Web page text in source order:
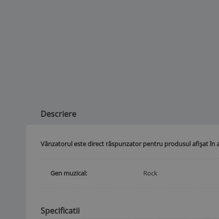
Descriere
Vânzatorul este direct răspunzator pentru produsul afișat în
Gen muzical Rock
Specificatii